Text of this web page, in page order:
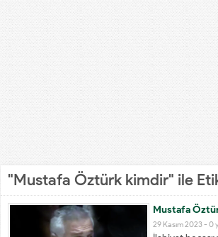
"Mustafa Öztürk kimdir" ile
Mustafa
29 Kasım 2023 - 0